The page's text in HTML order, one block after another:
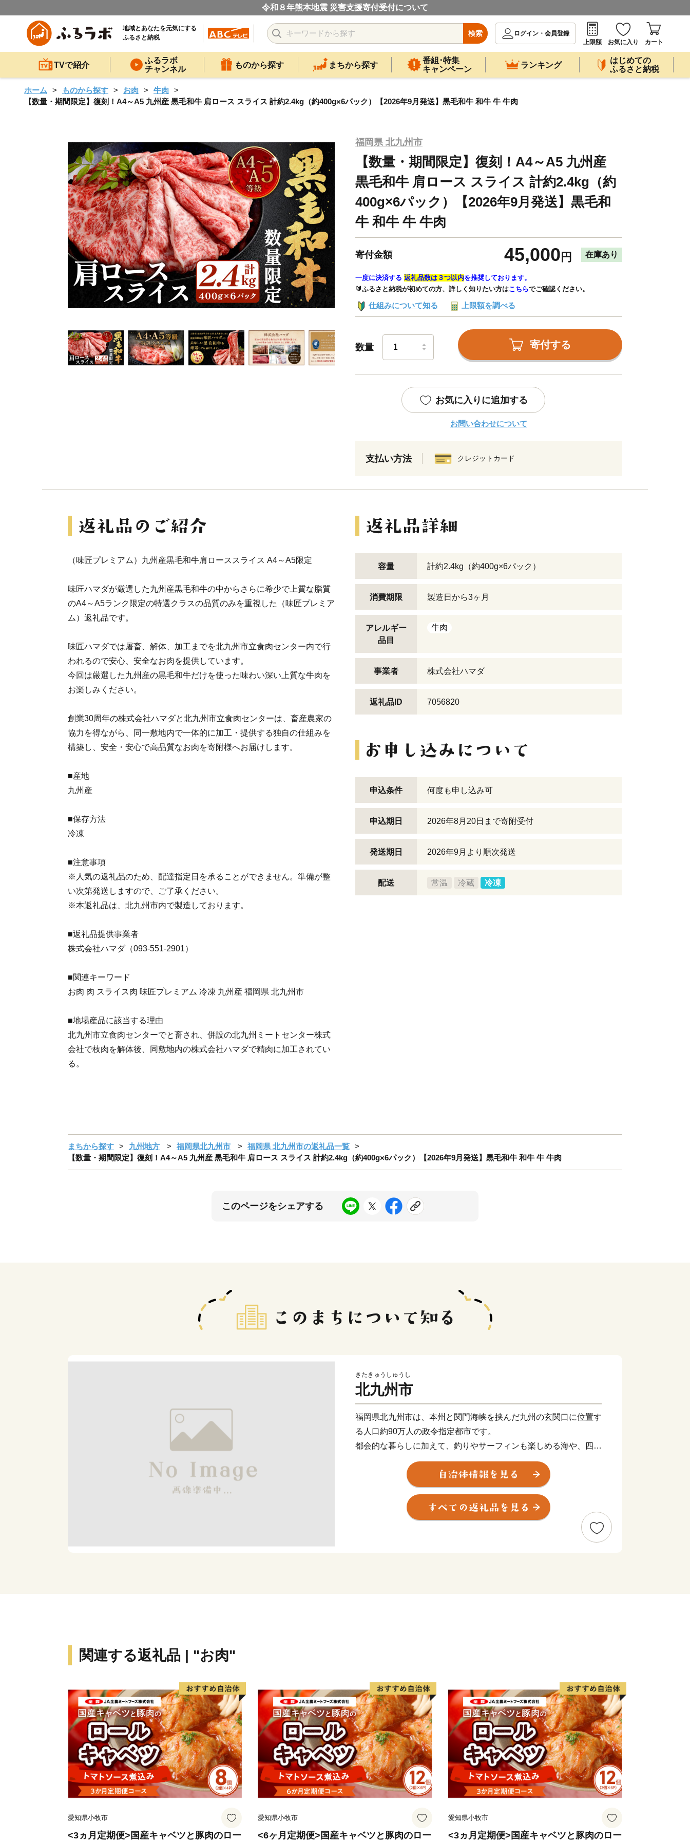
令和８年熊本地震 災害支援寄付受付について
地域とあなたを元気にする
ふるさと納税
検索
ログイン・会員登録
上限額
お気に入り カート
TVで紹介
ふるラボ
チャンネル
ものから探す まちから探す
番組･特集
キャンペーン
ランキング
はじめての
ふるさと納税
ホーム ものから探す お肉
牛肉
【数量・期間限定】復刻！A4～A5 九州産 黒毛和牛 肩ロース スライス 計約2.4kg（約400g×6パック）【2026年9月発送】黒毛和牛 和牛 牛 牛肉
福岡県 北九州市
【数量・期間限定】復刻！A4～A5 九州産
黒毛和牛 肩ロース スライス 計約2.4kg（約
400g×6パック）【2026年9月発送】黒毛和
牛 和牛 牛 牛肉
寄付金額 45,000 円 在庫あり
一度に決済する 返礼品数は３つ以内を推奨しております。
🔰ふるさと納税が初めての方、詳しく知りたい方はこちらでご確認ください。
仕組みについて知る 上限額を調べる
数量 寄付する
お気に入りに追加する
お問い合わせについて
支払い方法 クレジットカード
（味匠プレミアム）九州産黒毛和牛肩ローススライス A4～A5限定
味匠ハマダが厳選した九州産黒毛和牛の中からさらに希少で上質な脂質
のA4～A5ランク限定の特選クラスの品質のみを重視した（味匠プレミア
ム）返礼品です。
味匠ハマダでは屠畜、解体、加工までを北九州市立食肉センター内で行
われるので安心、安全なお肉を提供しています。
今回は厳選した九州産の黒毛和牛だけを使った味わい深い上質な牛肉を
お楽しみください。
創業30周年の株式会社ハマダと北九州市立食肉センターは、畜産農家の
協力を得ながら、同一敷地内で一体的に加工・提供する独自の仕組みを
構築し、安全・安心で高品質なお肉を寄附様へお届けします。
■産地
九州産
■保存方法
冷凍
■注意事項
※人気の返礼品のため、配達指定日を承ることができません。準備が整
い次第発送しますので、ご了承ください。
※本返礼品は、北九州市内で製造しております。
■返礼品提供事業者
株式会社ハマダ（093-551-2901）
■関連キーワード
お肉 肉 スライス肉 味匠プレミアム 冷凍 九州産 福岡県 北九州市
■地場産品に該当する理由
北九州市立食肉センターでと畜され、併設の北九州ミートセンター株式
会社で枝肉を解体後、同敷地内の株式会社ハマダで精肉に加工されてい
る。
容量 計約2.4kg（約400g×6パック）
消費期限 製造日から3ヶ月
アレルギー
品目
牛肉
事業者 株式会社ハマダ
返礼品ID 7056820
申込条件 何度も申し込み可
申込期日 2026年8月20日まで寄附受付
発送期日 2026年9月より順次発送
配送 常温 冷蔵 冷凍
まちから探す 九州地方 福岡県北九州市
福岡県 北九州市の返礼品一覧
【数量・期間限定】復刻！A4～A5 九州産 黒毛和牛 肩ロース スライス 計約2.4kg（約400g×6パック）【2026年9月発送】黒毛和牛 和牛 牛 牛肉
このページをシェアする
きたきゅうしゅうし
北九州市
福岡県北九州市は、本州と関門海峡を挟んだ九州の玄関口に位置す
る人口約90万人の政令指定都市です。
都会的な暮らしに加えて、釣りやサーフィンも楽しめる海や、四季
折々の草花が生息する山など豊かな自然に囲まれた、地方暮らしの
両方を楽しめる都市です。
関門海峡ふぐ刺身・シャボン玉石けん・肉うどん・辛子明太子など
本市ならではの返礼品に加え、黒毛和牛・ウナギ・カニなど全国的
に人気の返礼品も豊富に揃えています。
ふるさと納税を通じて、ぜひ北九州市の魅力をご体感ください！
関連する返礼品 | "お肉"
愛知県小牧市
<3ヵ月定期便>国産キャベツと豚肉のロー
愛知県小牧市
<6ヶ月定期便>国産キャベツと豚肉のロー
愛知県小牧市
<3ヵ月定期便>国産キャベツと豚肉のロー